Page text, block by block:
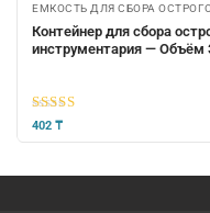
ЕМКОСТЬ ДЛЯ СБОРА
Контейнер для сбора
инструментария — Объём
5из 5
402 ₸